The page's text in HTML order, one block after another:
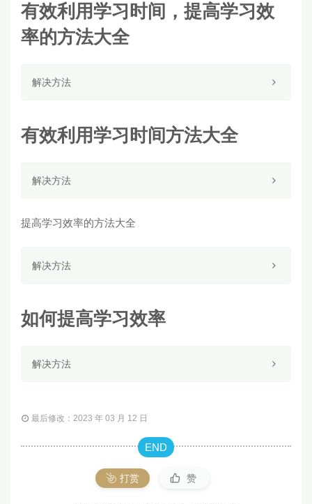
有效利用学习时间，提高学习效
率的方法大全
解决方法
有效利用学习时间方法大全
解决方法
提高学习效率的方法大全
解决方法
如何提高学习效率
解决方法
最后修改：2023 年 03 月 12 日
END
打赏 赞